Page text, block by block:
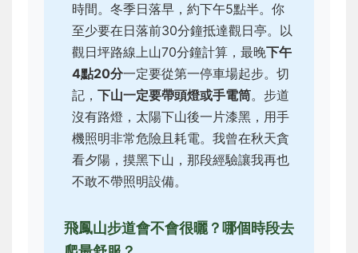
時間。冬季日落早，約下午5點半。你
至少要在日落前30分鐘抵達觀日亭。以
觀日坪路線上山70分鐘計算，最晚下午
4點20分一定要從第一停車場起步。切
記， 下山一定要帶頭燈或手電筒。步道
沒有路燈，太陽下山後一片漆黑，用手
機照明非常危險且耗電。我曾在秋天貪
看夕陽，摸黑下山，那段經驗讓我再也
不敢不帶照明設備。
飛鳳山步道會不會很曬？哪個時段去